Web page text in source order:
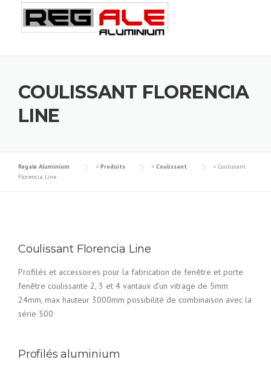
content
COULISSANT FLORENCIA
LINE
Regale Aluminium > Produits > Coulissant > Coulissant
Florencia Line
Coulissant Florencia Line
Profilés et accessoires pour la fabrication de fenêtre et porte
fenêtre coulissante 2, 3 et 4 vantaux d’un vitrage de 5mm
24mm, max hauteur 3000mm possibilité de combinaison avec la
série 500
Profilés aluminium